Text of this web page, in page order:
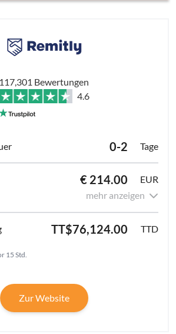
117,301 Bewertungen
4.6
0-2 Tage
€ 214.00
EUR
mehr anzeigen
TT$76,124.00 TTD
15 Std.
Zur Website